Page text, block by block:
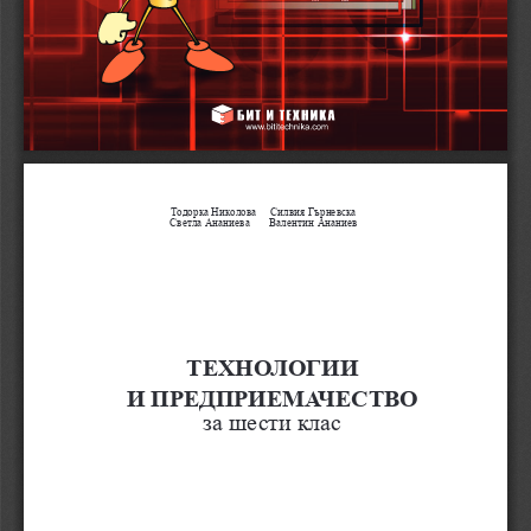
Тодорка Николова     Силвия Гърневска
Светла Ананиева       Валентин Ананиев
ТЕХНОЛОГИИ
И ПРЕДПРИЕМАЧЕСТВО
за шести клас